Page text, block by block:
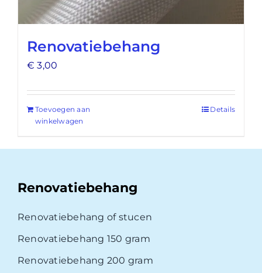
Renovatiebehang
€ 3,00
Toevoegen aan
winkelwagen
Details
Renovatiebehang
Renovatiebehang of stucen
Renovatiebehang 150 gram
Renovatiebehang 200 gram